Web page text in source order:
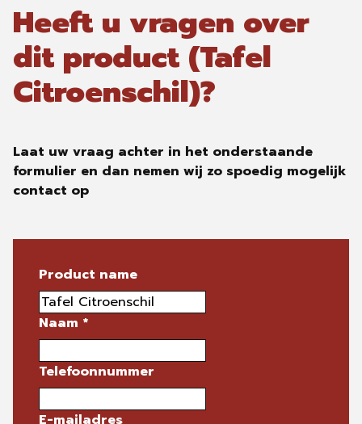
Heeft u vragen over
dit product (Tafel
Citroenschil)?
Laat uw vraag achter in het onderstaande
formulier en dan nemen wij zo spoedig mogelijk
contact op
Product name
Naam *
Telefoonnummer
E-mailadres